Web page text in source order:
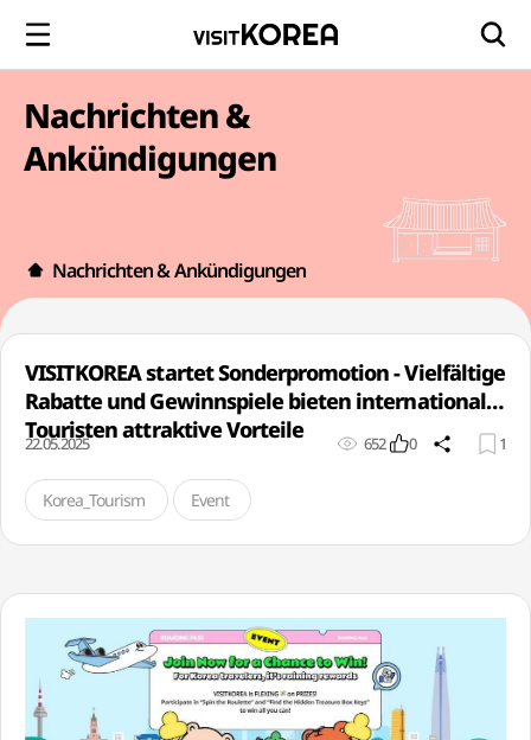
Nachrichten &
Ankündigungen
Nachrichten & Ankündigungen
VISITKOREA startet Sonderpromotion - Vielfältige
Rabatte und Gewinnspiele bieten internationale
Touristen attraktive Vorteile
22.05.2025 652 0 1
Korea_Tourism Event